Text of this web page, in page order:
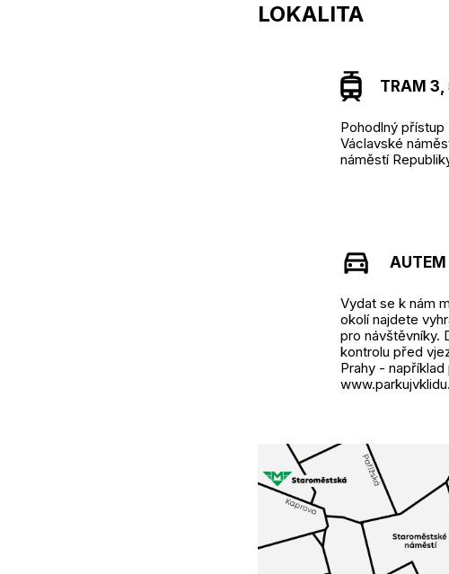
LOKALITA
TRAM 3,
Pohodlný
Václavské
náměstí
AUTEM
Vydat se k nám
okolí najdete
pro návštěvníky.
kontrolu před
Prahy -